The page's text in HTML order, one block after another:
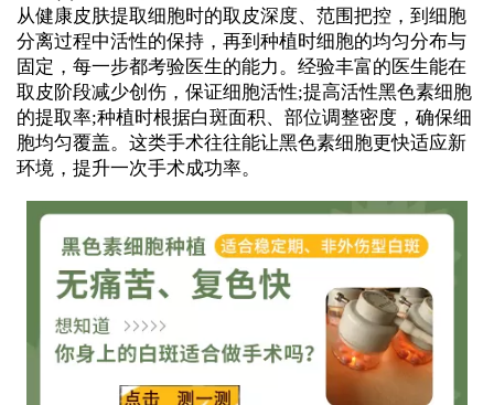
从健康皮肤提取细胞时的取皮深度、范围把控，到细胞
分离过程中活性的保持，再到种植时细胞的均匀分布与
固定，每一步都考验医生的能力。经验丰富的医生能在
取皮阶段减少创伤，保证细胞活性;提高活性黑色素细胞
的提取率;种植时根据白斑面积、部位调整密度，确保细
胞均匀覆盖。这类手术往往能让黑色素细胞更快适应新
环境，提升一次手术成功率。